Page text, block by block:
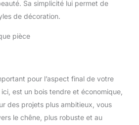
Sa simplicité lui permet de
de décoration.
pièce
pour l’aspect final de votre
est un bois tendre et économique,
des projets plus ambitieux, vous
le chêne, plus robuste et au